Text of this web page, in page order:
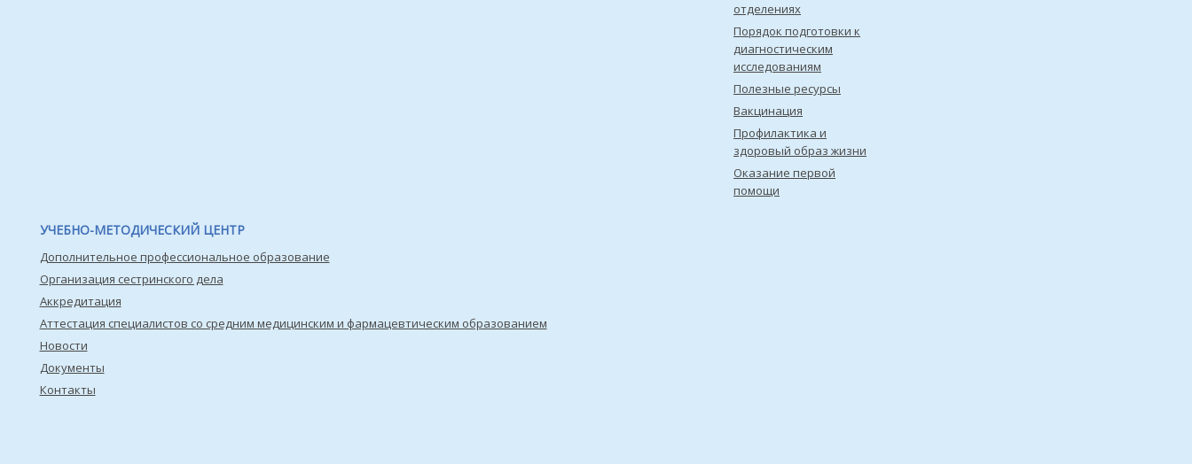
отделениях
Порядок подготовки к
диагностическим
исследованиям
Полезные ресурсы
Вакцинация
Профилактика и
здоровый образ жизни
Оказание первой
помощи
УЧЕБНО-МЕТОДИЧЕСКИЙ ЦЕНТР
Дополнительное профессиональное образование
Организация сестринского дела
Аккредитация
Аттестация специалистов со средним медицинским и фармацевтическим образованием
Новости
Документы
Контакты